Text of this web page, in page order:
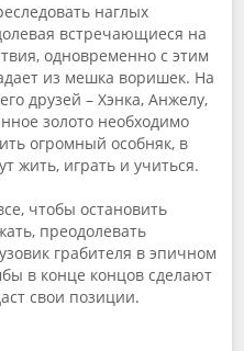
наглых
встречающиеся на
одновременно с этим
из мешка воришек. На
друзей – Хэнка, Анжелу,
золото необходимо
огромный особняк, в
жить, играть и учиться.
чтобы остановить
преодолевать
грабителя в эпичном
в конце концов сделают
свои позиции.